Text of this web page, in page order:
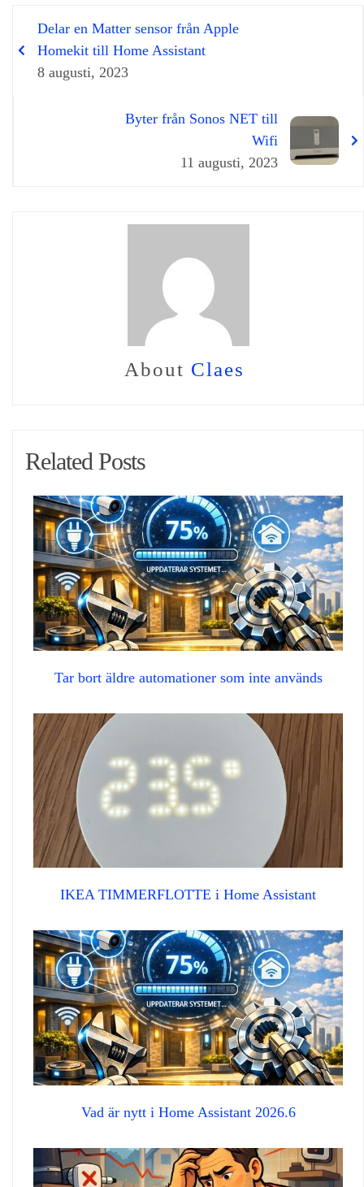
Delar en Matter sensor från Apple
Homekit till Home Assistant
8 augusti, 2023
Byter från Sonos NET till
Wifi
11 augusti, 2023
About Claes
Related Posts
Tar bort äldre automationer som inte används
IKEA TIMMERFLOTTE i Home Assistant
Vad är nytt i Home Assistant 2026.6